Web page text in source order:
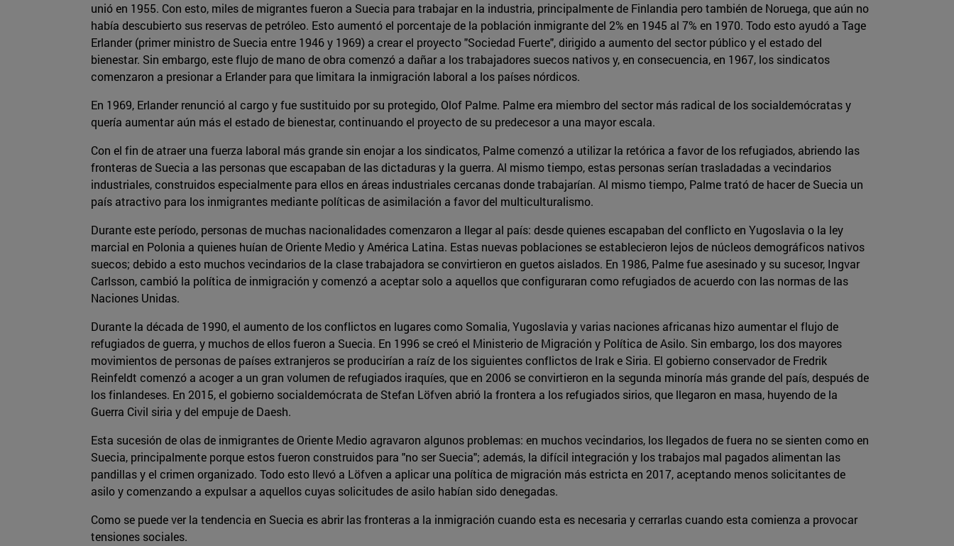
unió en 1955. Con esto, miles de migrantes fueron a Suecia para trabajar en la industria, principalmente de Finlandia pero también de Noruega, que aún no
había descubierto sus reservas de petróleo. Esto aumentó el porcentaje de la población inmigrante del 2% en 1945 al 7% en 1970. Todo esto ayudó a Tage
Erlander (primer ministro de Suecia entre 1946 y 1969) a crear el proyecto "Sociedad Fuerte", dirigido a aumento del sector público y el estado del
bienestar. Sin embargo, este flujo de mano de obra comenzó a dañar a los trabajadores suecos nativos y, en consecuencia, en 1967, los sindicatos
comenzaron a presionar a Erlander para que limitara la inmigración laboral a los países nórdicos.
En 1969, Erlander renunció al cargo y fue sustituido por su protegido, Olof Palme. Palme era miembro del sector más radical de los socialdemócratas y
quería aumentar aún más el estado de bienestar, continuando el proyecto de su predecesor a una mayor escala.
Con el fin de atraer una fuerza laboral más grande sin enojar a los sindicatos, Palme comenzó a utilizar la retórica a favor de los refugiados, abriendo las
fronteras de Suecia a las personas que escapaban de las dictaduras y la guerra. Al mismo tiempo, estas personas serían trasladadas a vecindarios
industriales, construidos especialmente para ellos en áreas industriales cercanas donde trabajarían. Al mismo tiempo, Palme trató de hacer de Suecia un
país atractivo para los inmigrantes mediante políticas de asimilación a favor del multiculturalismo.
Durante este período, personas de muchas nacionalidades comenzaron a llegar al país: desde quienes escapaban del conflicto en Yugoslavia o la ley
marcial en Polonia a quienes huían de Oriente Medio y América Latina. Estas nuevas poblaciones se establecieron lejos de núcleos demográficos nativos
suecos; debido a esto muchos vecindarios de la clase trabajadora se convirtieron en guetos aislados. En 1986, Palme fue asesinado y su sucesor, Ingvar
Carlsson, cambió la política de inmigración y comenzó a aceptar solo a aquellos que configuraran como refugiados de acuerdo con las normas de las
Naciones Unidas.
Durante la década de 1990, el aumento de los conflictos en lugares como Somalia, Yugoslavia y varias naciones africanas hizo aumentar el flujo de
refugiados de guerra, y muchos de ellos fueron a Suecia. En 1996 se creó el Ministerio de Migración y Política de Asilo. Sin embargo, los dos mayores
movimientos de personas de países extranjeros se producirían a raíz de los siguientes conflictos de Irak e Siria. El gobierno conservador de Fredrik
Reinfeldt comenzó a acoger a un gran volumen de refugiados iraquíes, que en 2006 se convirtieron en la segunda minoría más grande del país, después de
los finlandeses. En 2015, el gobierno socialdemócrata de Stefan Löfven abrió la frontera a los refugiados sirios, que llegaron en masa, huyendo de la
Guerra Civil siria y del empuje de Daesh.
Esta sucesión de olas de inmigrantes de Oriente Medio agravaron algunos problemas: en muchos vecindarios, los llegados de fuera no se sienten como en
Suecia, principalmente porque estos fueron construidos para "no ser Suecia"; además, la difícil integración y los trabajos mal pagados alimentan las
pandillas y el crimen organizado. Todo esto llevó a Löfven a aplicar una política de migración más estricta en 2017, aceptando menos solicitantes de
asilo y comenzando a expulsar a aquellos cuyas solicitudes de asilo habían sido denegadas.
Como se puede ver la tendencia en Suecia es abrir las fronteras a la inmigración cuando esta es necesaria y cerrarlas cuando esta comienza a provocar
tensiones sociales.